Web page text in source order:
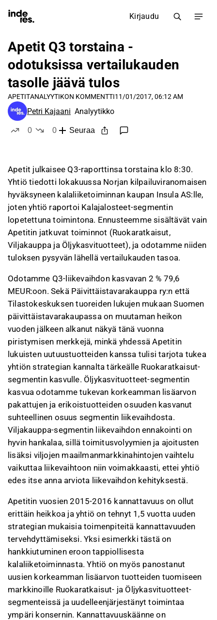
Kirjaudu
Apetit Q3 torstaina -
odotuksissa vertailukauden
tasolle jäävä tulos
APETITANALYYTIKON KOMMENTTI11/01/2017, 06:12 AM
Petri Kajaani Analyytikko
0
0
Seuraa
Apetit julkaisee Q3-raporttinsa torstaina klo 8:30.
Yhtiö tiedotti lokakuussa Norjan kilpailuviranomaisen
hyväksyneen kalaliiketoiminnan kaupan Insula AS:lle,
joten yhtiö raportoi Kalajalosteet-segmentin
lopetettuna toimintona. Ennusteemme sisältävät vain
Apetitin jatkuvat toiminnot (Ruokaratkaisut,
Viljakauppa ja Öljykasvituotteet), ja odotamme niiden
tuloksen pysyvän lähellä vertailukauden tasoa.
Odotamme Q3-liikevaihdon kasvavan 2 % 79,6
MEUR:oon. Sekä Päivittäistavarakauppa ry:n että
Tilastokeskuksen tuoreiden lukujen mukaan Suomen
päivittäistavarakaupassa on muutaman heikon
vuoden jälkeen alkanut näkyä tänä vuonna
piristymisen merkkejä, minkä yhdessä Apetitin
lukuisten uutuustuotteiden kanssa tulisi tarjota tukea
yhtiön strategian kannalta tärkeälle Ruokaratkaisut-
segmentin kasvulle. Öljykasvituotteet-segmentin
kasvua odotamme tukevan korkeamman lisäarvon
pakattujen ja erikoistuotteiden osuuden kasvanut
suhteellinen osuus segmentin liikevaihdosta.
Viljakauppa-segmentin liikevaihdon ennakointi on
hyvin hankalaa, sillä toimitusvolyymien ja ajoitusten
lisäksi viljojen maailmanmarkkinahintojen vaihtelu
vaikuttaa liikevaihtoon niin voimakkaasti, ettei yhtiö
edes itse anna arviota liikevaihdon kehityksestä.
Apetitin vuosien 2015-2016 kannattavuus on ollut
erittäin heikkoa ja yhtiö on tehnyt 1,5 vuotta uuden
strategian mukaisia toimenpiteitä kannattavuuden
tervehdyttämiseksi. Yksi esimerkki tästä on
hankkiutuminen eroon tappiollisesta
kalaliiketoiminnasta. Yhtiö on myös panostanut
uusien korkeamman lisäarvon tuotteiden tuomiseen
markkinoille Ruokaratkaisut- ja Öljykasvituotteet-
segmenteissä ja uudelleenjärjestänyt toimintaa
ympäri konsernin. Kannattavuuskäänne on